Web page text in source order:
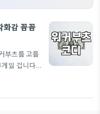
화감 꼼꼼
부츠를 고를
일 겁니다.
쉽습니다.
는 시간이